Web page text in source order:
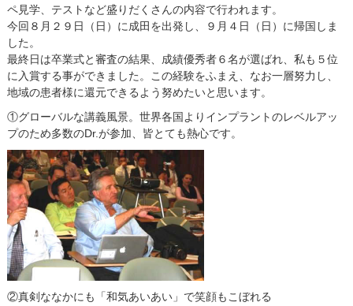
ペ見学、テストなど盛りだくさんの内容で行われます。
今回８月２９日（日）に成田を出発し、９月４日（日）に帰国しま
した。
最終日は卒業式と審査の結果、成績優秀者６名が選ばれ、私も５位
に入賞する事ができました。この経験をふまえ、なお一層努力し、
地域の患者様に還元できるよう努めたいと思います。
①グローバルな講義風景。世界各国よりインプラントのレベルアッ
プのため多数のDr.が参加、皆とても熱心です。
②真剣ななかにも「和気あいあい」で笑顔もこぼれる